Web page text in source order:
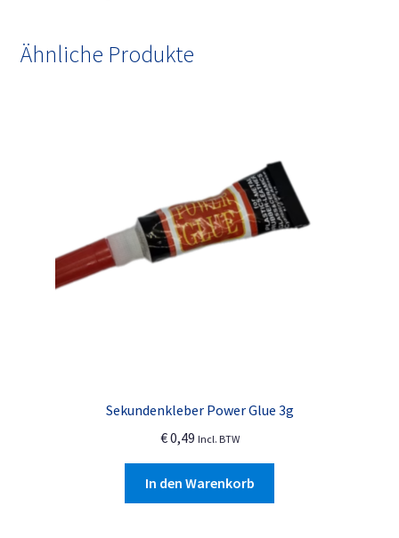
Ähnliche Produkte
Sekundenkleber Power Glue 3g
€0,49 Incl. BTW
In den Warenkorb